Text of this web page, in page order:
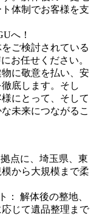
体制でお客様を支
へ！
ご検討されている
お任せください。
に敬意を払い、安
底します。そし
にとって、そして
未来につながるこ
点に、埼玉県、東
から大規模まで柔
： 解体後の整地、
じて遺品整理まで